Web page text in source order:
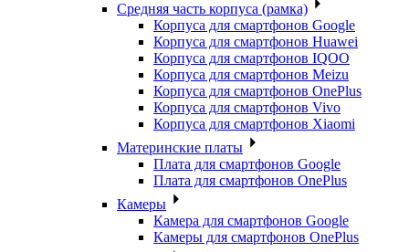
Средняя часть корпуса (рамка)
Корпуса для смартфонов Google
Корпуса для смартфонов Huawei
Корпуса для смартфонов IQOO
Корпуса для смартфонов Meizu
Корпуса для смартфонов OnePlus
Корпуса для смартфонов Vivo
Корпуса для смартфонов Xiaomi
Материнские платы
Плата для смартфонов Google
Плата для смартфонов OnePlus
Камеры
Камера для смартфонов Google
Камеры для смартфонов OnePlus